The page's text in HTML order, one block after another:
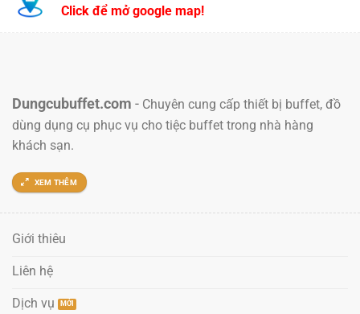
Click để mở google map!
Dungcubuffet.com - Chuyên cung cấp thiết bị buffet, đồ
dùng dụng cụ phục vụ cho tiệc buffet trong nhà hàng
khách sạn.
XEM THÊM
Giới thiêu
Liên hệ
Dịch vụ